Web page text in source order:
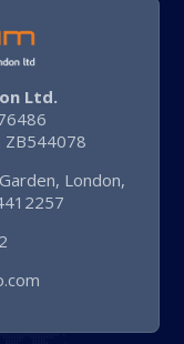
Ltd.
ZB544078
London,